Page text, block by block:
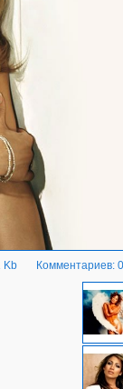
Kb Комментариев: 0